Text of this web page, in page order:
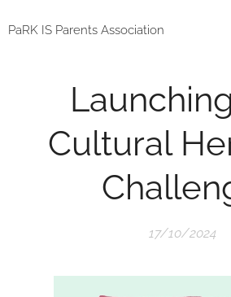
PaRK IS Parents Association
Cultural
17/10/2024